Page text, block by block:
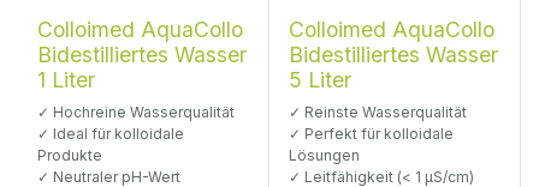
Colloimed AquaCollo
Bidestilliertes Wasser
1 Liter
✓ Hochreine Wasserqualität
✓ Ideal für kolloidale
Produkte
✓ Neutraler pH-Wert
Colloimed AquaCollo
Bidestilliertes Wasser
5 Liter
✓ Reinste Wasserqualität
✓ Perfekt für kolloidale
Lösungen
✓ Leitfähigkeit (< 1 µS/cm)